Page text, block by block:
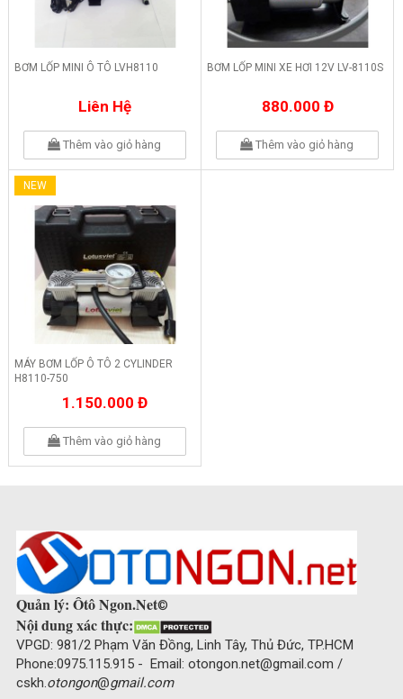
BƠM LỐP MINI Ô TÔ LVH8110
Liên Hệ
Thêm vào giỏ hàng
BƠM LỐP MINI XE HƠI 12V LV-8110S
880.000 Đ
Thêm vào giỏ hàng
NEW
MÁY BƠM LỐP Ô TÔ 2 CYLINDER
H8110-750
1.150.000 Đ
Thêm vào giỏ hàng
Quản lý: Ôtô Ngon.Net©
Nội dung xác thực:
VPGD: 981/2 Phạm Văn Đồng, Linh Tây, Thủ Đức, TP.HCM
Phone:0975.115.915 - Email: otongon.net@gmail.com /
cskh.otongon@gmail.com